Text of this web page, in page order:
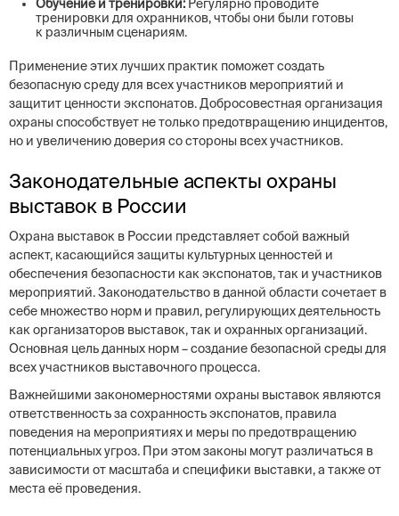
Обучение и тренировки: Регулярно проводите
тренировки для охранников, чтобы они были готовы
к различным сценариям.
Применение этих лучших практик поможет создать
безопасную среду для всех участников мероприятий и
защитит ценности экспонатов. Добросовестная организация
охраны способствует не только предотвращению инцидентов,
но и увеличению доверия со стороны всех участников.
Законодательные аспекты охраны
выставок в России
Охрана выставок в России представляет собой важный
аспект, касающийся защиты культурных ценностей и
обеспечения безопасности как экспонатов, так и участников
мероприятий. Законодательство в данной области сочетает в
себе множество норм и правил, регулирующих деятельность
как организаторов выставок, так и охранных организаций.
Основная цель данных норм – создание безопасной среды для
всех участников выставочного процесса.
Важнейшими закономерностями охраны выставок являются
ответственность за сохранность экспонатов, правила
поведения на мероприятиях и меры по предотвращению
потенциальных угроз. При этом законы могут различаться в
зависимости от масштаба и специфики выставки, а также от
места её проведения.